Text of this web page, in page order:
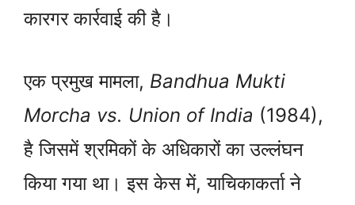
कारगर कार्रवाई की है।
एक प्रमुख मामला, Bandhua Mukti
Morcha vs. Union of India (1984),
है जिसमें श्रमिकों के अधिकारों का उल्लंघन
किया गया था। इस केस में, याचिकाकर्ता ने